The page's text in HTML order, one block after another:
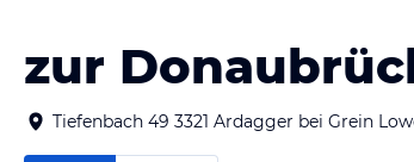
zur
Tiefenbach 49 3321 Ardagger bei Grein